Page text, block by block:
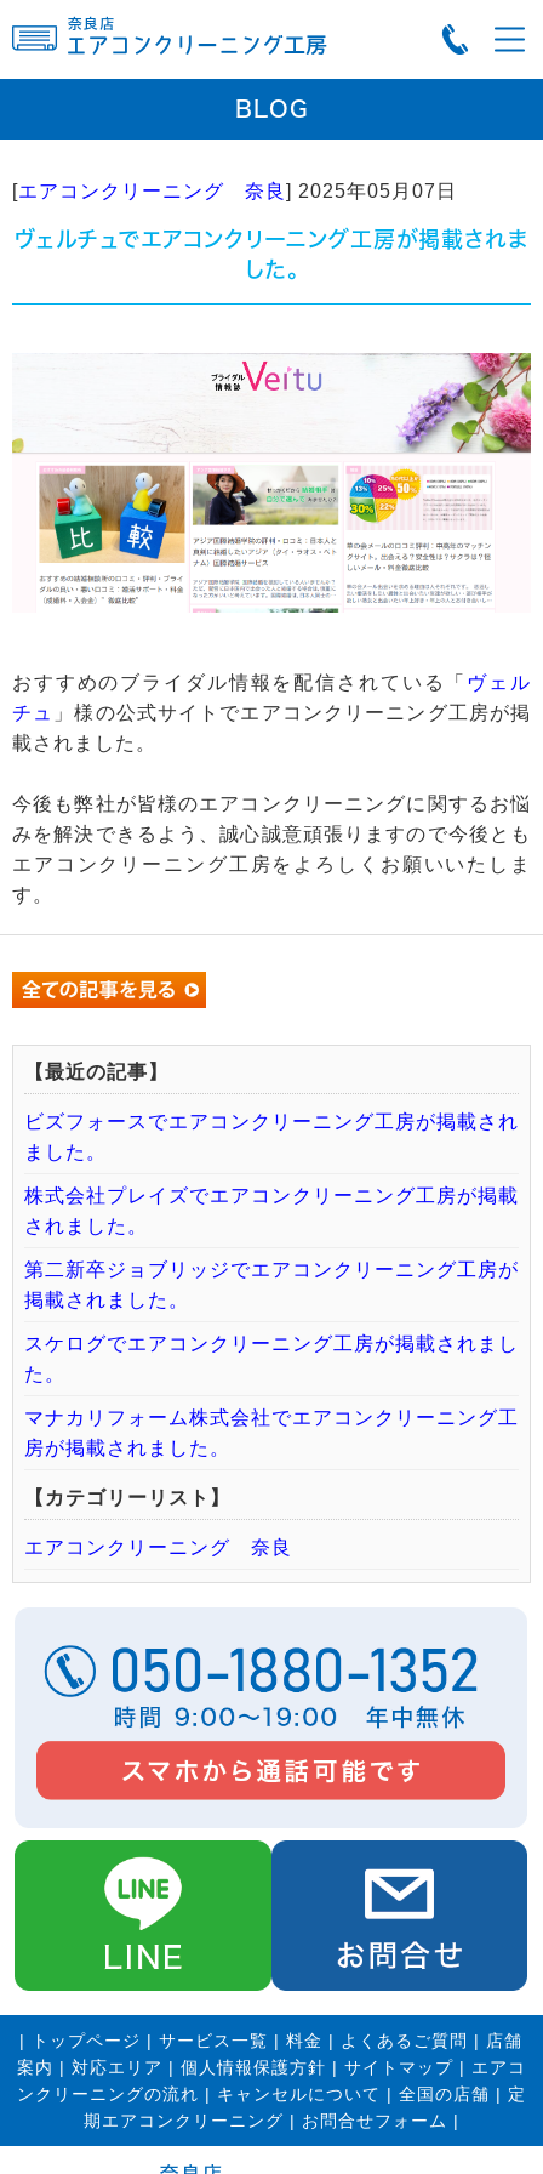
BLOG
[エアコンクリーニング 奈良 ] 2025年05月07日
ヴェルチュでエアコンクリーニング工房が掲載されま
した。
おすすめのブライダル情報を配信されている「 ヴェル
チュ 」様の公式サイトでエアコンクリーニング工房が掲
載されました。
今後も弊社が皆様のエアコンクリーニングに関するお悩
みを解決できるよう、誠心誠意頑張りますので今後とも
エアコンクリーニング工房をよろしくお願いいたしま
す。
【最近の記事】
ビズフォースでエアコンクリーニング工房が掲載され
ました。
株式会社プレイズでエアコンクリーニング工房が掲載
されました。
第二新卒ジョブリッジでエアコンクリーニング工房が
掲載されました。
スケログでエアコンクリーニング工房が掲載されまし
た。
マナカリフォーム株式会社でエアコンクリーニング工
房が掲載されました。
【カテゴリーリスト】
エアコンクリーニング 奈良
| トップページ | サービス一覧 | 料金 | よくあるご質問 | 店舗
案内 | 対応エリア | 個人情報保護方針 | サイトマップ| エアコ
ンクリーニングの流れ | キャンセルについて | 全国の店舗 | 定
期エアコンクリーニング | お問合せフォーム |